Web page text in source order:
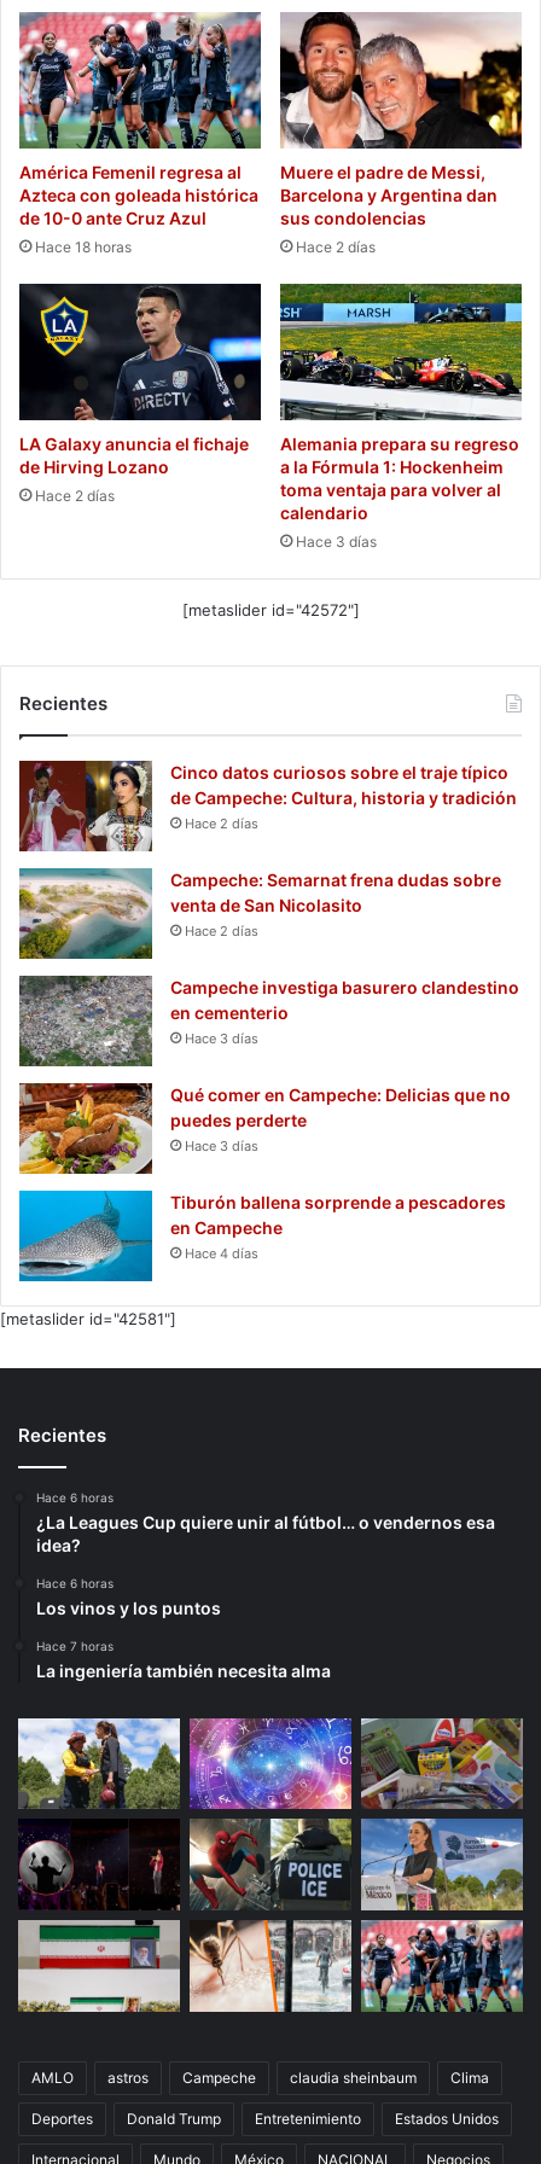
América Femenil regresa al
Azteca con goleada histórica
de 10-0 ante Cruz Azul
Hace 18 horas
Muere el padre de Messi,
Barcelona y Argentina dan
sus condolencias
Hace 2 días
LA Galaxy anuncia el fichaje
de Hirving Lozano
Hace 2 días
Alemania prepara su regreso
a la Fórmula 1: Hockenheim
toma ventaja para volver al
calendario
Hace 3 días
[metaslider id="42572"]
Recientes
Cinco datos curiosos sobre el traje típico
de Campeche: Cultura, historia y tradición
Hace 2 días
Campeche: Semarnat frena dudas sobre
venta de San Nicolasito
Hace 2 días
Campeche investiga basurero clandestino
en cementerio
Hace 3 días
Qué comer en Campeche: Delicias que no
puedes perderte
Hace 3 días
Tiburón ballena sorprende a pescadores
en Campeche
Hace 4 días
[metaslider id="42581"]
Recientes
Hace 6 horas
¿La Leagues Cup quiere unir al fútbol… o vendernos esa
idea?
Hace 6 horas
Los vinos y los puntos
Hace 7 horas
La ingeniería también necesita alma
AMLO astros Campeche claudia sheinbaum Clima
Deportes Donald Trump Entretenimiento Estados Unidos
Internacional Mundo México NACIONAL Negocios